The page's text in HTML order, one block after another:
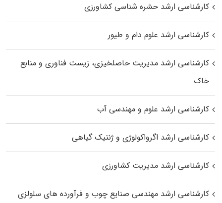
کارشناسی ارشد حشره‌ شناسی کشاورزی
کارشناسی ارشد علوم دام و طیور
کارشناسی ارشد مدیریت حاصلخیزی، زیست فناوری و منابع
خاک
کارشناسی ارشد علوم و مهندسی آب
کارشناسی ارشد اگرواکولوژی و ژنتیک گیاهی
کارشناسی ارشد مدیریت کشاورزی
کارشناسی ارشد مهندسی صنایع چوب و فرآورده‌ های سلولزی